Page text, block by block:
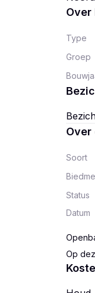
Over
Type
Groep
Over
Soort
Status
Datum
Op